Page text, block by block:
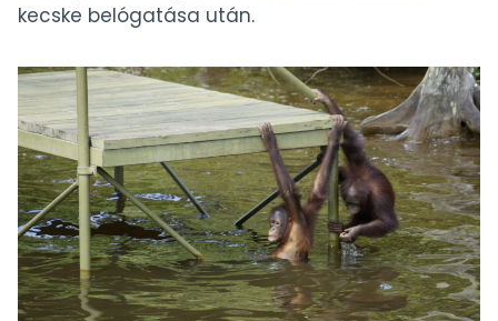
kecske belógatása után.